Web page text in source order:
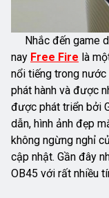
Nhắc đến game
nay Free Fire là
nổi tiếng trong
phát hành và được
được phát triển bởi
dẫn, hình ảnh đẹp
không ngừng nghỉ
cập nhật. Gần đây
OB45 với rất nhiều